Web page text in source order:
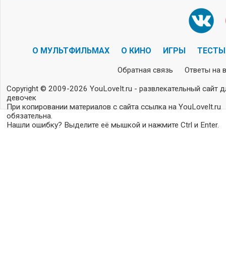
О МУЛЬТФИЛЬМАХ О КИНО ИГРЫ ТЕСТЫ
Обратная связь Ответы на
Copyright © 2009-2026 YouLoveIt.ru - развлекательный сайт
девочек
При копировании материалов с сайта ссылка на YouLoveIt.ru
обязательна.
Нашли ошибку? Выделите её мышкой и нажмите Ctrl и Enter.